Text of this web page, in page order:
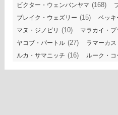
ビクター・ウェンバンヤマ (168)
ブレイク・ウェズリー (15) ベッキ
マヌ・ジノビリ (10) マラカイ・ブ
ヤコブ・パートル (27) ラマーカ
ルカ・サマニッチ (16) ルーク・コ